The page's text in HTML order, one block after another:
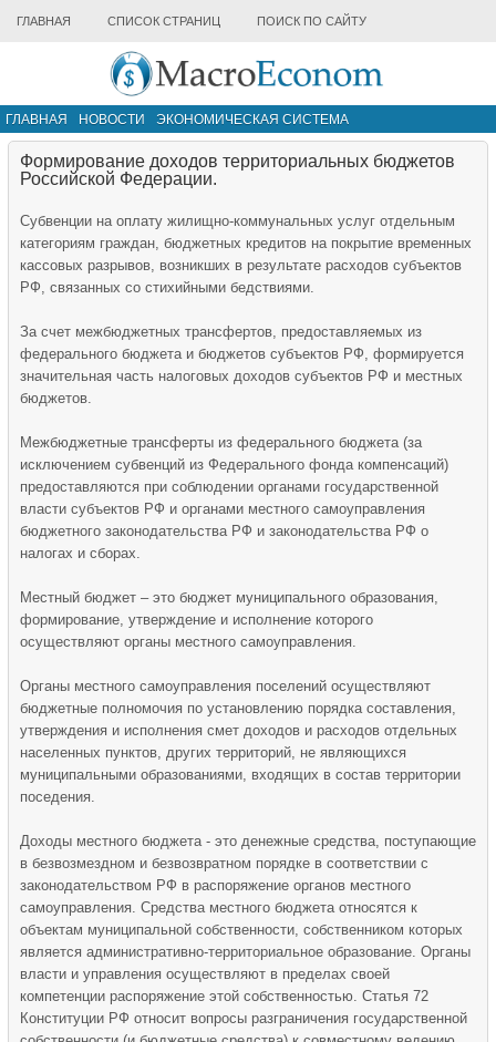
ГЛАВНАЯ СПИСОК СТРАНИЦ ПОИСК ПО САЙТУ
ГЛАВНАЯ НОВОСТИ
ЭКОНОМИЧЕСКАЯ СИСТЕМА
ИНФРАСТРУКТУРА РЫНКА
Формирование доходов территориальных бюджетов
Российской Федерации.
Субвенции на оплату жилищно-коммунальных услуг отдельным
категориям граждан, бюджетных кредитов на покрытие временных
кассовых разрывов, возникших в результате расходов субъектов
РФ, связанных со стихийными бедствиями.
За счет межбюджетных трансфертов, предоставляемых из
федерального бюджета и бюджетов субъектов РФ, формируется
значительная часть налоговых доходов субъектов РФ и местных
бюджетов.
Межбюджетные трансферты из федерального бюджета (за
исключением субвенций из Федерального фонда компенсаций)
предоставляются при соблюдении органами государственной
власти субъектов РФ и органами местного самоуправления
бюджетного законодательства РФ и законодательства РФ о
налогах и сборах.
Местный бюджет – это бюджет муниципального образования,
формирование, утверждение и исполнение которого
осуществляют органы местного самоуправления.
Органы местного самоуправления поселений осуществляют
бюджетные полномочия по установлению порядка составления,
утверждения и исполнения смет доходов и расходов отдельных
населенных пунктов, других территорий, не являющихся
муниципальными образованиями, входящих в состав территории
поседения.
Доходы местного бюджета - это денежные средства, поступающие
в безвозмездном и безвозвратном порядке в соответствии с
законодательством РФ в распоряжение органов местного
самоуправления. Средства местного бюджета относятся к
объектам муниципальной собственности, собственником которых
является административно-территориальное образование. Органы
власти и управления осуществляют в пределах своей
компетенции распоряжение этой собственностью. Статья 72
Конституции РФ относит вопросы разграничения государственной